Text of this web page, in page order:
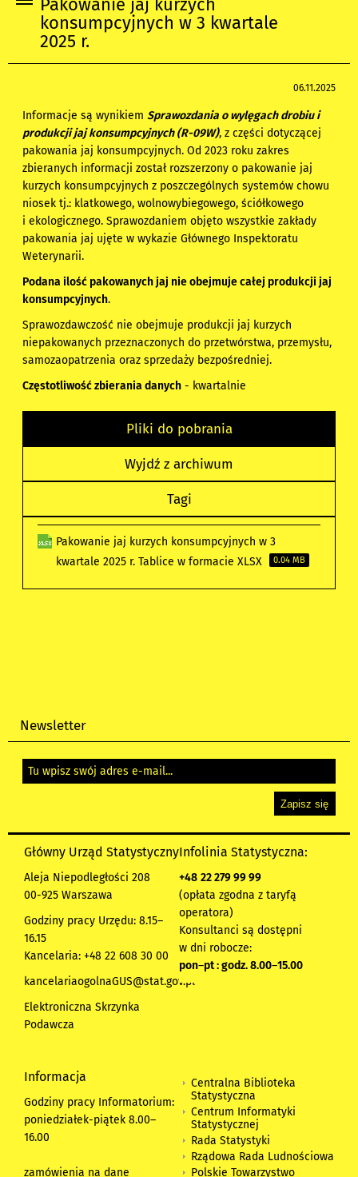
Pakowanie jaj kurzych
konsumpcyjnych w 3 kwartale
2025 r.
06.11.2025
Informacje są wynikiemSprawozdania o wylęgach drobiu i
produkcji jaj konsumpcyjnych (R-09W), z części dotyczącej
pakowania jaj konsumpcyjnych. Od 2023 roku zakres
zbieranych informacji został rozszerzony o pakowanie jaj
kurzych konsumpcyjnych z poszczególnych systemów chowu
niosek tj.: klatkowego, wolnowybiegowego, ściółkowego
i ekologicznego. Sprawozdaniem objęto wszystkie zakłady
pakowania jaj ujęte w wykazie Głównego Inspektoratu
Weterynarii.
Podana ilość pakowanych jaj nie obejmuje całej produkcji jaj
konsumpcyjnych.
Sprawozdawczość nie obejmuje produkcji jaj kurzych
niepakowanych przeznaczonych do przetwórstwa, przemysłu,
samozaopatrzenia oraz sprzedaży bezpośredniej.
Częstotliwość zbierania danych - kwartalnie
Pliki do pobrania
Wyjdź z archiwum
Tagi
Pakowanie jaj kurzych konsumpcyjnych w 3
kwartale 2025 r. Tablice w formacie XLSX
0.04 MB
Newsletter
Główny Urząd Statystyczny
Aleja Niepodległości 208
00-925 Warszawa
Godziny pracy Urzędu: 8.15–
16.15
Kancelaria: +48 22 608 30 00
kancelariaogolnaGUS@stat.gov.pl
Elektroniczna Skrzynka
Podawcza
Infolinia Statystyczna:
+48 22 279 99 99
(opłata zgodna z taryfą
operatora)
Konsultanci są dostępni
w dni robocze:
pon–pt : godz. 8.00–15.00
Informacja
Godziny pracy Informatorium:
poniedziałek-piątek 8.00–
16.00
zamówienia na dane
Centralna Biblioteka
Statystyczna
Centrum Informatyki
Statystycznej
Rada Statystyki
Rządowa Rada Ludnościowa
Polskie Towarzystwo